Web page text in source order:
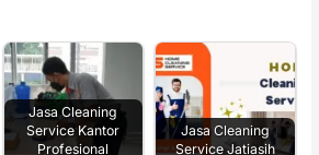
Jasa Cleaning
Service Kantor
Profesional
Jasa Cleaning
Service Jatiasih